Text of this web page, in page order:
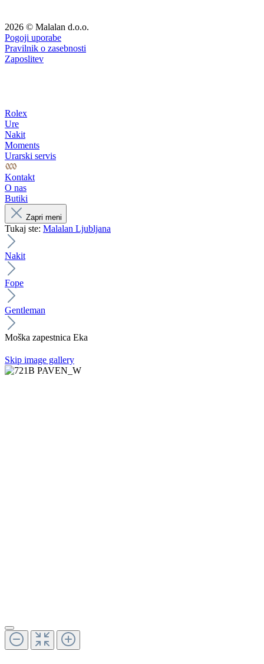
2026 © Malalan d.o.o.
Pogoji uporabe
Pravilnik o zasebnosti
Zaposlitev
Rolex
Ure
Nakit
Moments
Urarski servis
Kontakt
O nas
Butiki
Zapri meni
Tukaj ste: Malalan Ljubljana
Nakit
Fope
Gentleman
Moška zapestnica Eka
Skip image gallery